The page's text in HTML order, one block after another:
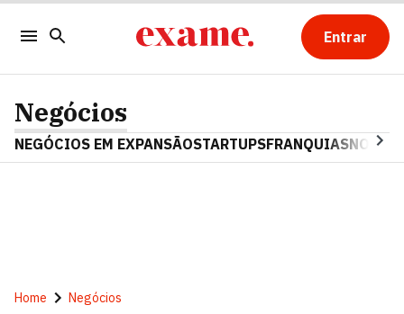
Entrar
Negócios
NEGÓCIOS EM EXPANSÃOSTARTUPSFRANQUIAS
Home Negócios